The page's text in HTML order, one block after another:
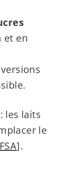
et en
les laits
le
].